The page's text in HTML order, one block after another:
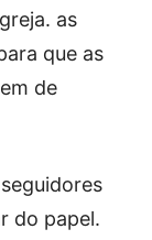
as
que as
de
do papel.